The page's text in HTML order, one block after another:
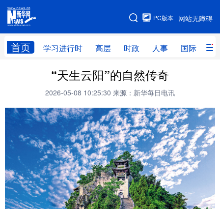
网站无障碍
PC版本
首页 学习进行时 高层 时政 人事 国际 财
网站地图
高层 时政
财经 网评
台湾 思客智库 全球连线 教育
科技 科创 量子 体育
书画 健康 军事
访谈 视频 图片 政务
法律 中央文件 金融 汽车
“天生云阳”的自然传奇
2026-05-08 10:25:30 来源：新华每日电讯